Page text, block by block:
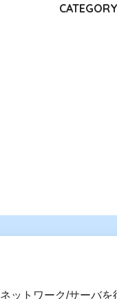
ネットワーク/サーバを